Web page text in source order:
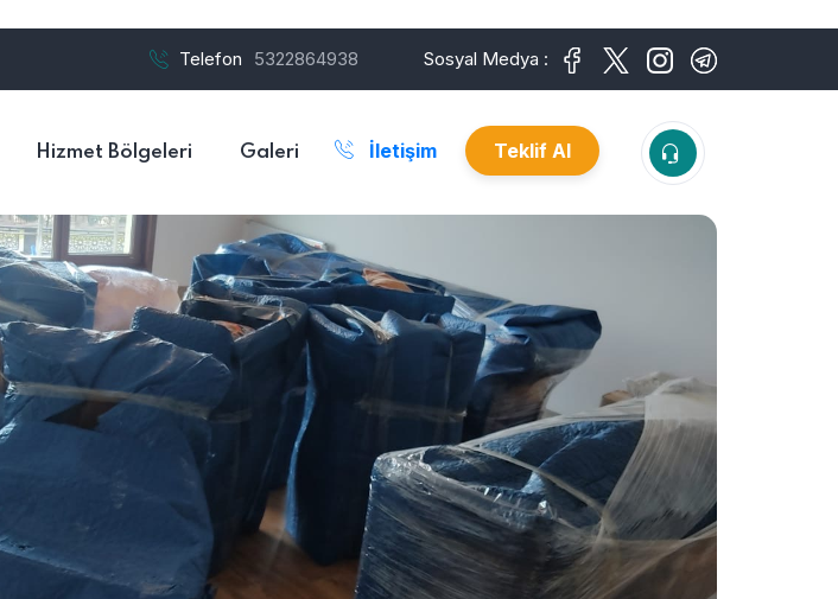
Telefon 5322864938 Sosyal Medya :
Hizmet Bölgeleri Galeri İletişim Teklif Al